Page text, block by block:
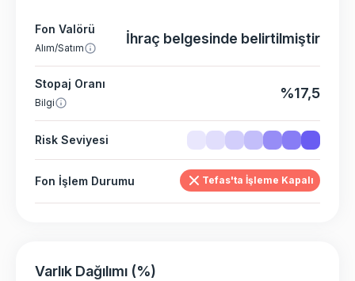
Fon Valörü
Alım/Satım
İhraç belgesinde belirtilmiştir
Stopaj Oranı
Bilgi
%17,5
Risk Seviyesi
Fon İşlem Durumu Tefas'ta İşleme Kapalı
Varlık Dağılımı (%)